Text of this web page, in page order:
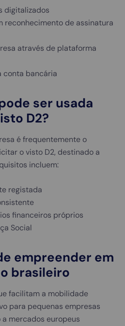
digitalizados
reconhecimento de assinatura
através de plataforma
conta bancária
ser usada
D2?
é frequentemente o
o visto D2, destinado a
incluem:
registada
financeiros próprios
Social
empreender em
brasileiro
facilitam a mobilidade
para pequenas empresas
mercados europeus